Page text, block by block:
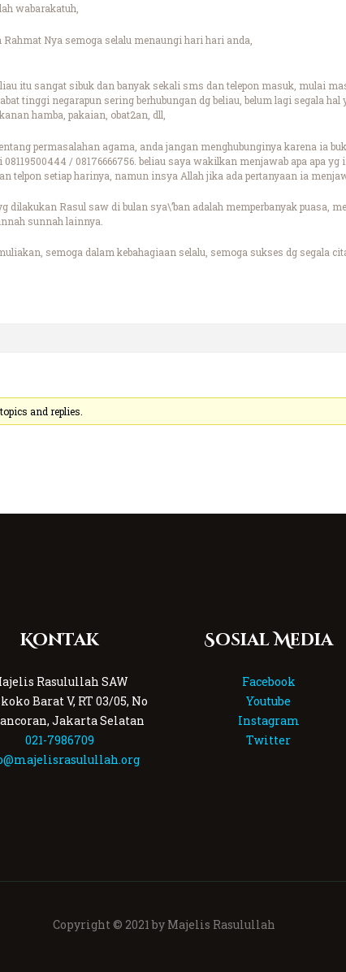
wabarakatuh,
Nya semoga selalu menaungi hari hari anda,
itu sangat sibuk dan banyak sekali sms dan telepon masuk, mulai
tinggi negarapun sering berhubungan dg beliau, belum lagi segala
hamba, pakaian, obat2an, dll,
permasalahan agama, anda jangan menghubunginya karena ia
/ 08176666756. beliau saya wakilkan menjawab apa apa
telpon setiap harinya, namun insya Allah jika ada pertanyaan ia
dilakukan Rasul saw di bulan sya\’ban adalah memperbanyak puasa,
sunnah lainnya.
semoga dalam kebahagiaan selalu, semoga sukses dg segala
and replies.
Kontak
Rasulullah SAW
Barat V, RT 03/05, No
Jakarta Selatan
021-7986709
Sosial Media
Facebook
Youtube
Instagram
Twitter
Copyright © 2021 by Majelis Rasulullah